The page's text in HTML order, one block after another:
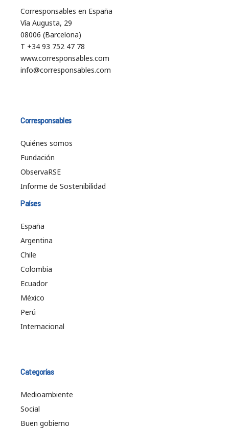
Corresponsables en España
Vía Augusta, 29
08006 (Barcelona)
T +34 93 752 47 78
www.corresponsables.com
info@corresponsables.com
Corresponsables
Quiénes somos
Fundación
ObservaRSE
Informe de Sostenibilidad
Países
España
Argentina
Chile
Colombia
Ecuador
México
Perú
Internacional
Categorías
Medioambiente
Social
Buen gobierno